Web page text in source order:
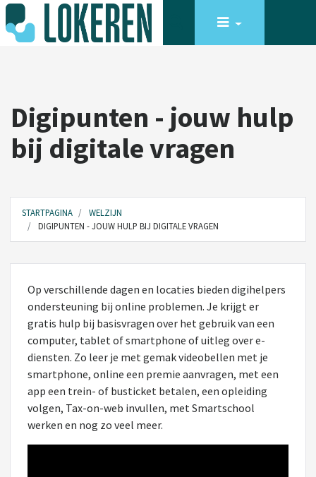
Digipunten - jouw hulp
bij digitale vragen
STARTPAGINA
WELZIJN
DIGIPUNTEN - JOUW HULP BIJ DIGITALE VRAGEN
Op verschillende dagen en locaties bieden digihelpers
ondersteuning bij online problemen. Je krijgt er
gratis hulp bij basisvragen over het gebruik van een
computer, tablet of smartphone of uitleg over e-
diensten. Zo leer je met gemak videobellen met je
smartphone, online een premie aanvragen, met een
app een trein- of busticket betalen, een opleiding
volgen, Tax-on-web invullen, met Smartschool
werken en nog zo veel meer.